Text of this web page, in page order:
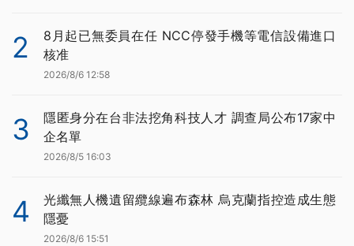
2
8月起已無委員在任 NCC停發手機等電信設備進口
核准
2026/8/6 12:58
3
隱匿身分在台非法挖角科技人才 調查局公布17家中
企名單
2026/8/5 16:03
4
光纖無人機遺留纜線遍布森林 烏克蘭指控造成生態
隱憂
2026/8/6 15:51